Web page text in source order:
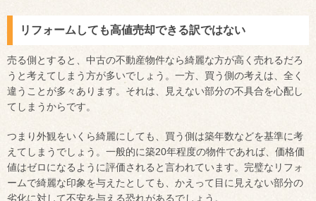
リフォームしても高値売却できる訳ではない
売る側とすると、中古の不動産物件なら綺麗な方が高く売れるだろ
うと考えてしまう方が多いでしょう。一方、買う側の考えは、全く
違うことが多々あります。それは、見えない部分の不具合を心配し
てしまうからです。
つまり外観をいくら綺麗にしても、買う側は築年数などを基準に考
えてしまうでしょう。一般的に築20年程度の物件であれば、価格価
値はゼロになるように評価されると言われています。完璧なリフォ
ームで綺麗な印象を与えたとしても、かえって目に見えない部分の
劣化に対して不安を与える恐れがあるでしょう。